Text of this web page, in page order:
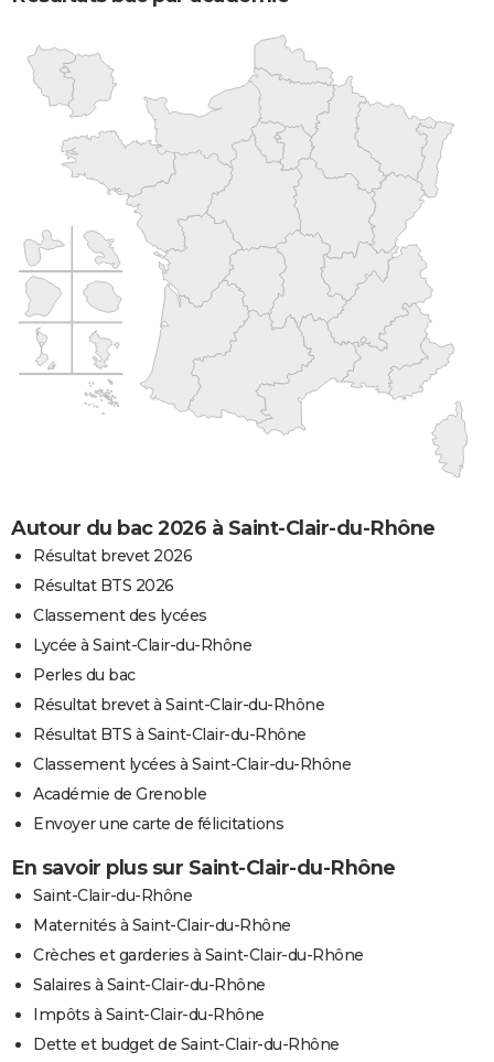
Autour du bac 2026 à Saint-Clair-du-Rhône
Résultat brevet 2026
Résultat BTS 2026
Classement des lycées
Lycée à Saint-Clair-du-Rhône
Perles du bac
Résultat brevet à Saint-Clair-du-Rhône
Résultat BTS à Saint-Clair-du-Rhône
Classement lycées à Saint-Clair-du-Rhône
Académie de Grenoble
Envoyer une carte de félicitations
En savoir plus sur Saint-Clair-du-Rhône
Saint-Clair-du-Rhône
Maternités à Saint-Clair-du-Rhône
Crèches et garderies à Saint-Clair-du-Rhône
Salaires à Saint-Clair-du-Rhône
Impôts à Saint-Clair-du-Rhône
Dette et budget de Saint-Clair-du-Rhône